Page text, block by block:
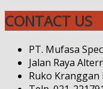
CONTACT US
PT. Mufasa
Jalan Raya
Ruko Kranggan